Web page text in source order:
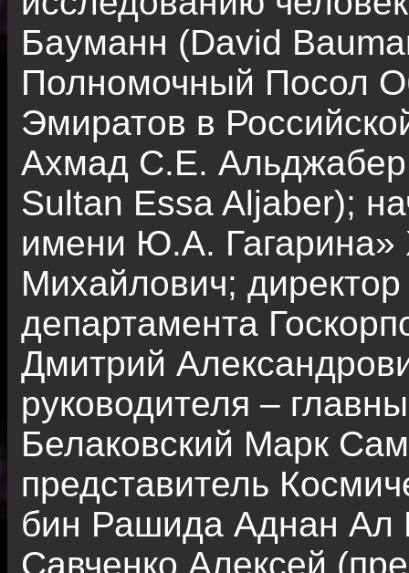
Бауманн (David
Полномочный Посол
Эмиратов в
Ахмад С.Е. Альджабер
Sultan Essa Aljaber);
имени Ю.А.
Михайлович;
департамента
Дмитрий
руководителя –
Белаковский Марк
представитель
бин Рашида Аднан Ал
Савченко Алексей